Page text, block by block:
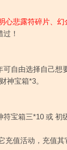
心悲露符碎片 幻
！
自由选择自己
神宝箱*3。
宝箱三*10 或 初
值活动，充值其